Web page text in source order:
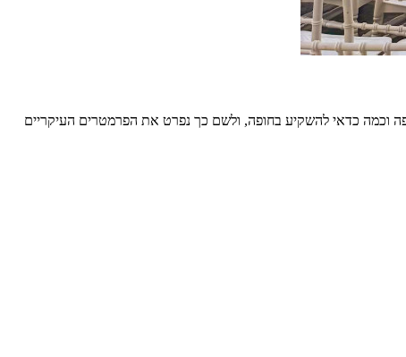
וכמה כדאי להשקיע בחופה, ולשם כך נפרט את הפרמטרים העיקריים